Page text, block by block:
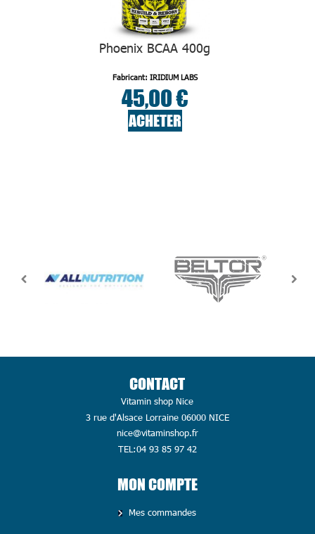
Phoenix BCAA 400g
Fabricant: IRIDIUM LABS
45,00 €
ACHETER
CONTACT
Vitamin shop Nice
3 rue d'Alsace Lorraine 06000 NICE
nice@vitaminshop.fr
TEL:04 93 85 97 42
MON COMPTE
Mes commandes